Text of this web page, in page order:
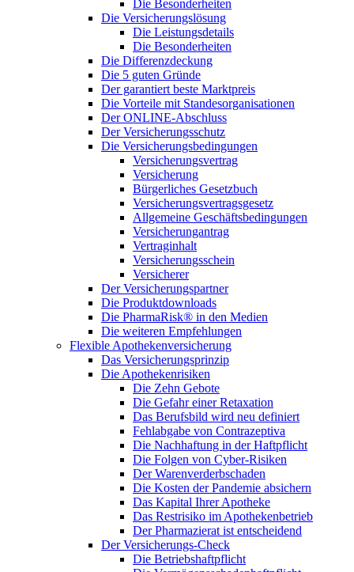
Die Besonderheiten
Die Versicherungslösung
Die Leistungsdetails
Die Besonderheiten
Die Differenzdeckung
Die 5 guten Gründe
Der garantiert beste Marktpreis
Die Vorteile mit Standesorganisationen
Der ONLINE-Abschluss
Der Versicherungsschutz
Die Versicherungsbedingungen
Versicherungsvertrag
Versicherung
Bürgerliches Gesetzbuch
Versicherungsvertragsgesetz
Allgemeine Geschäftsbedingungen
Versicherungantrag
Vertraginhalt
Versicherungsschein
Versicherer
Der Versicherungspartner
Die Produktdownloads
Die PharmaRisk® in den Medien
Die weiteren Empfehlungen
Flexible Apothekenversicherung
Das Versicherungsprinzip
Die Apothekenrisiken
Die Zehn Gebote
Die Gefahr einer Retaxation
Das Berufsbild wird neu definiert
Fehlabgabe von Contrazeptiva
Die Nachhaftung in der Haftpflicht
Die Folgen von Cyber-Risiken
Der Warenverderbschaden
Die Kosten der Pandemie absichern
Das Kapital Ihrer Apotheke
Das Restrisiko im Apothekenbetrieb
Der Pharmazierat ist entscheidend
Der Versicherungs-Check
Die Betriebshaftpflicht